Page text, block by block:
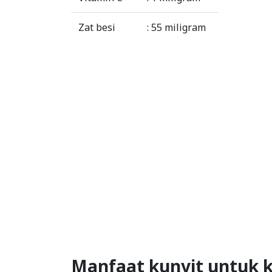
Zat besi : 55 miligram
Manfaat kunyit untuk